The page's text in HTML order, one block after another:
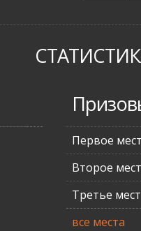
Первое
Второе
Третье
все места